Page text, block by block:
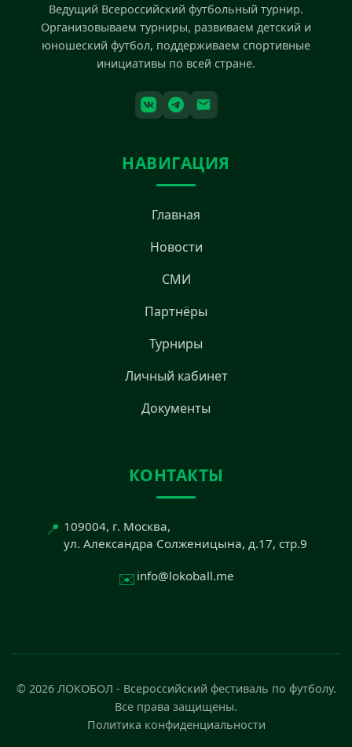
Ведущий Всероссийский футбольный турнир.
Организовываем турниры, развиваем детский и
юношеский футбол, поддерживаем спортивные
инициативы по всей стране.
НАВИГАЦИЯ
Главная
Новости
СМИ
Партнёры
Турниры
Личный кабинет
Документы
КОНТАКТЫ
📍 109004, г. Москва,
ул. Александра Солженицына, д.17, стр.9
✉️ info@lokoball.me
© 2026 ЛОКОБОЛ - Всероссийский фестиваль по футболу.
Все права защищены.
Политика конфиденциальности